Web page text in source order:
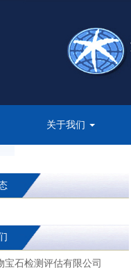
关于我们
宝石检测评估有限公司